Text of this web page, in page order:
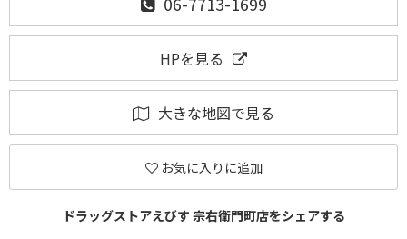
HPを見る
大きな地図で見る
お気に入りに追加
ドラッグストアえびす 宗右衛門町店をシェアする